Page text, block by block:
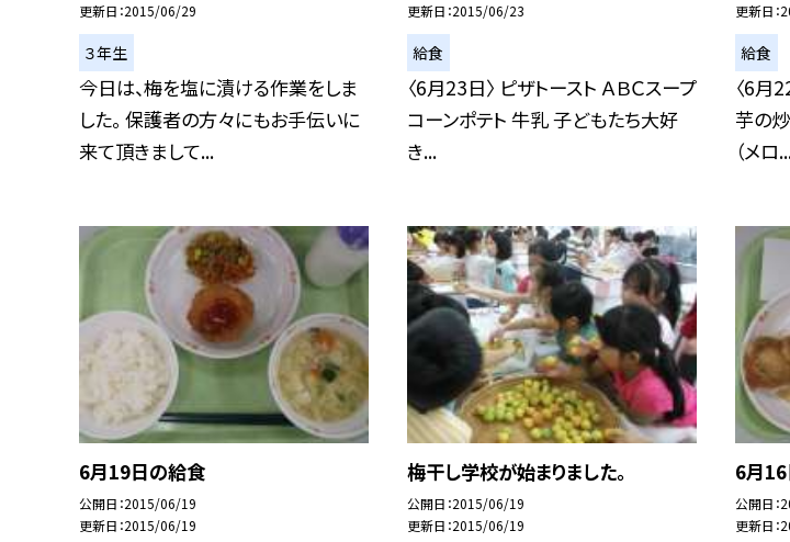
更新日 2015/06/29
３年生
今日は、梅を塩に漬ける作業をしま
した。 保護者の方々にもお手伝いに
来て頂きまして...
更新日 2015/06/23
給食
〈6月23日〉 ピザトースト ＡＢＣスープ
コーンポテト 牛乳 子どもたち大好
き...
更新日
給食
〈6月
芋の
（メロ
6月19日の給食
公開日 2015/06/19
更新日 2015/06/19
梅干し学校が始まりました。
公開日 2015/06/19
更新日 2015/06/19
6月
公開日
更新日